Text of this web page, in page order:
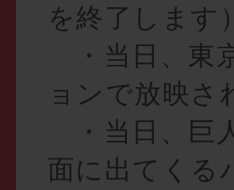
を終了します）
・当日、東
ョンで放映さ
・当日、巨
面に出てく